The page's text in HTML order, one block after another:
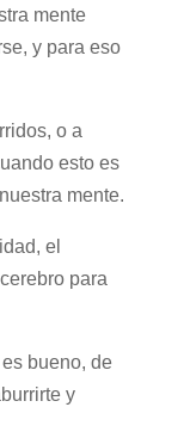
mente
y para eso
o a
esto es
mente.
el
para
bueno, de
y